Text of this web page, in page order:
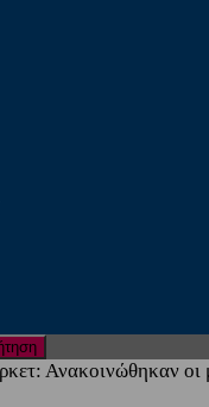
Ανακοινώθηκαν